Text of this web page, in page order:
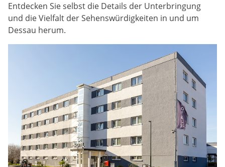
Entdecken Sie selbst die Details der Unterbringung
und die Vielfalt der Sehenswürdigkeiten in und um
Dessau herum.